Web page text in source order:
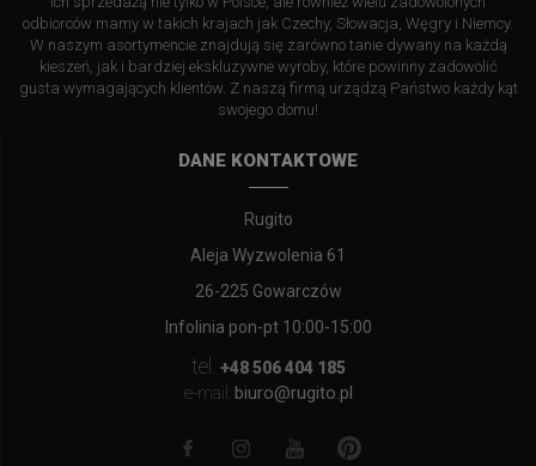
odbiorców mamy w takich krajach jak Czechy, Słowacja, Węgry i Niemcy.
W naszym asortymencie znajdują się zarówno tanie dywany na każdą
kieszeń, jak i bardziej ekskluzywne wyroby, które powinny zadowolić
gusta wymagających klientów. Z naszą firmą urządzą Państwo każdy kąt
swojego domu!
DANE KONTAKTOWE
Rugito
Aleja Wyzwolenia 61
26-225 Gowarczów
Infolinia pon-pt 10:00-15:00
tel. +48 506 404 185
e-mail: biuro@rugito.pl